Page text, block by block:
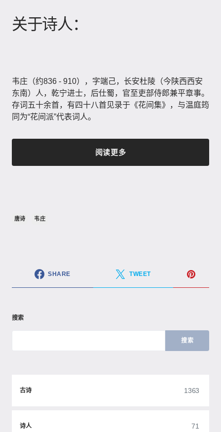
关于诗人：
韦庄（约836 - 910），字端己，长安杜陵（今陕西西安
东南）人，乾宁进士，后仕蜀，官至吏部侍郎兼平章事。
存词五十余首，有四十八首见录于《花间集》​，与温庭筠
同为“花间派”代表词人。
阅读更多
唐诗 韦庄
SHARE TWEET
搜索
搜索
古诗 1363
诗人 71